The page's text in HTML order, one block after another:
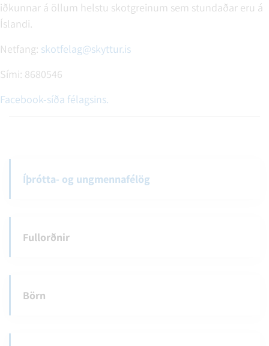
iðkunnar á öllum helstu skotgreinum sem stundaðar eru á
Íslandi.
Netfang: skotfelag@skyttur.is
Sími: 8680546
Facebook-síða félagsins.
Íþrótta- og ungmennafélög
Fullorðnir
Börn